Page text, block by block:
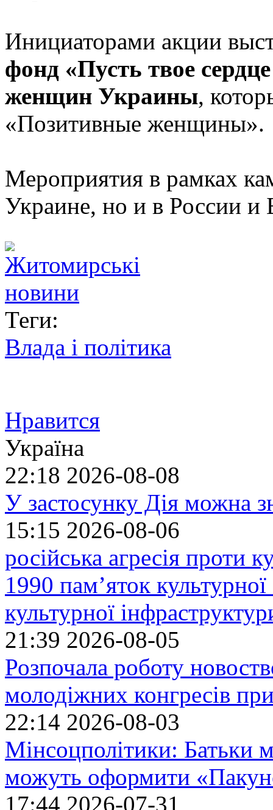
Инициаторами акции
фонд «Пусть твое
женщин Украины,
«Позитивные женщины».
Мероприятия в рамках
Украине, но и в России и
Теги:
Влада і політика
Нравится
Україна
22:18 2026-08-08
У застосунку Дія можна
15:15 2026-08-06
російська агресія проти
1990 пам’яток
культурної
21:39 2026-08-05
Розпочала роботу
молодіжних конгресів
22:14 2026-08-03
Мінсоцполітики: Батьки
можуть оформити
17:44 2026-07-31